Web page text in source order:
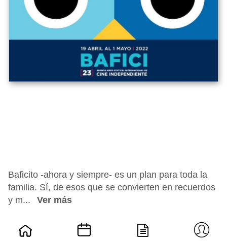
Baficito -ahora y siempre- es un plan para toda la
familia. Sí, de esos que se convierten en recuerdos
y m...
Ver más